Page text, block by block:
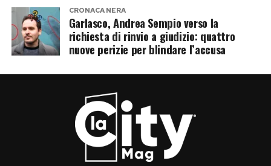
CRONACA NERA
Garlasco, Andrea Sempio verso la
richiesta di rinvio a giudizio: quattro
nuove perizie per blindare l’accusa